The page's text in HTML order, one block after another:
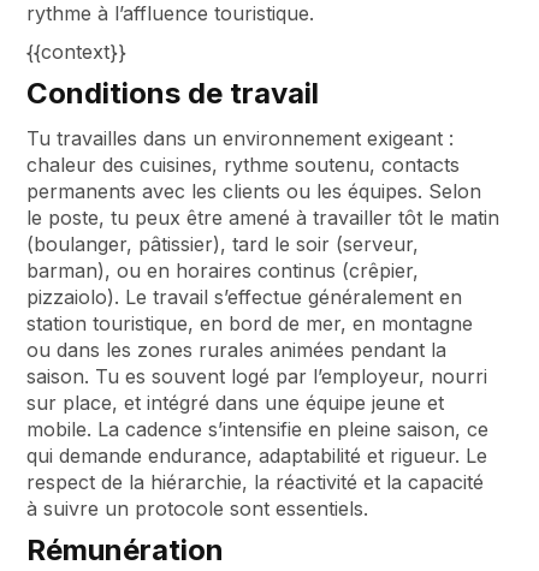
rythme à l’affluence touristique.
{{context}}
Conditions de travail
Tu travailles dans un environnement exigeant :
chaleur des cuisines, rythme soutenu, contacts
permanents avec les clients ou les équipes. Selon
le poste, tu peux être amené à travailler tôt le matin
(boulanger, pâtissier), tard le soir (serveur,
barman), ou en horaires continus (crêpier,
pizzaiolo). Le travail s’effectue généralement en
station touristique, en bord de mer, en montagne
ou dans les zones rurales animées pendant la
saison. Tu es souvent logé par l’employeur, nourri
sur place, et intégré dans une équipe jeune et
mobile. La cadence s’intensifie en pleine saison, ce
qui demande endurance, adaptabilité et rigueur. Le
respect de la hiérarchie, la réactivité et la capacité
à suivre un protocole sont essentiels.
Rémunération